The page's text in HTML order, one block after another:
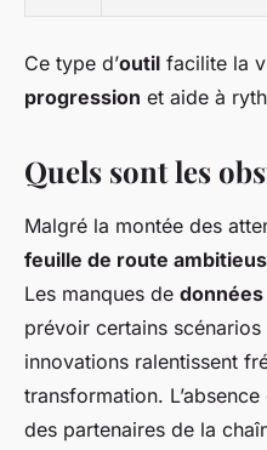
Ce type d’outil facilite la
progression et aide à
Quels sont les
Malgré la montée des
feuille de route
Les manques de
prévoir certains
innovations ralentissent
transformation.
des partenaires de la